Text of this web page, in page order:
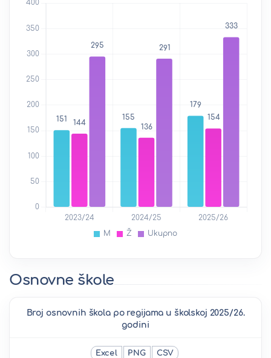
Osnovne škole
Broj osnovnih škola po regijama u školskoj 2025/26.
godini
Excel PNG CSV